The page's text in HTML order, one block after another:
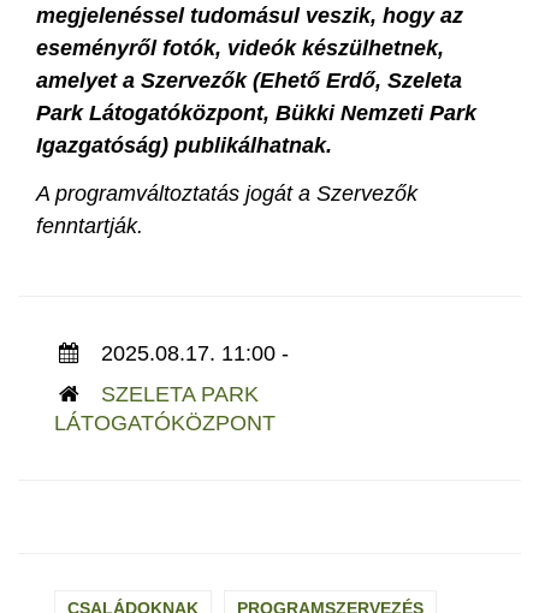
megjelenéssel tudomásul veszik, hogy az
eseményről fotók, videók készülhetnek,
amelyet a Szervezők (Ehető Erdő, Szeleta
Park Látogatóközpont, Bükki Nemzeti Park
Igazgatóság) publikálhatnak.
A programváltoztatás jogát a Szervezők
fenntartják.
2025.08.17. 11:00 -
SZELETA PARK
LÁTOGATÓKÖZPONT
CSALÁDOKNAK PROGRAMSZERVEZÉS